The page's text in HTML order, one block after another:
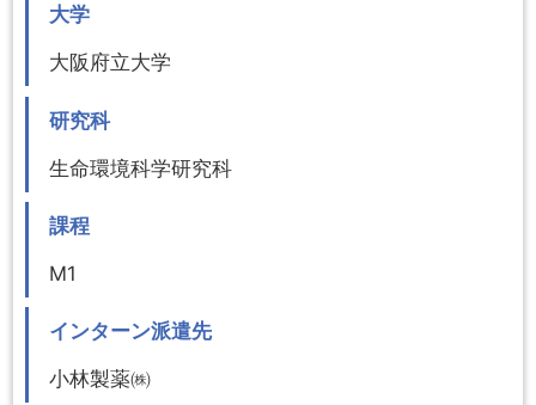
大学
大阪府立大学
研究科
生命環境科学研究科
課程
M1
インターン派遣先
小林製薬㈱